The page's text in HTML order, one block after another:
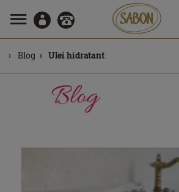
Blog Ulei hidratant